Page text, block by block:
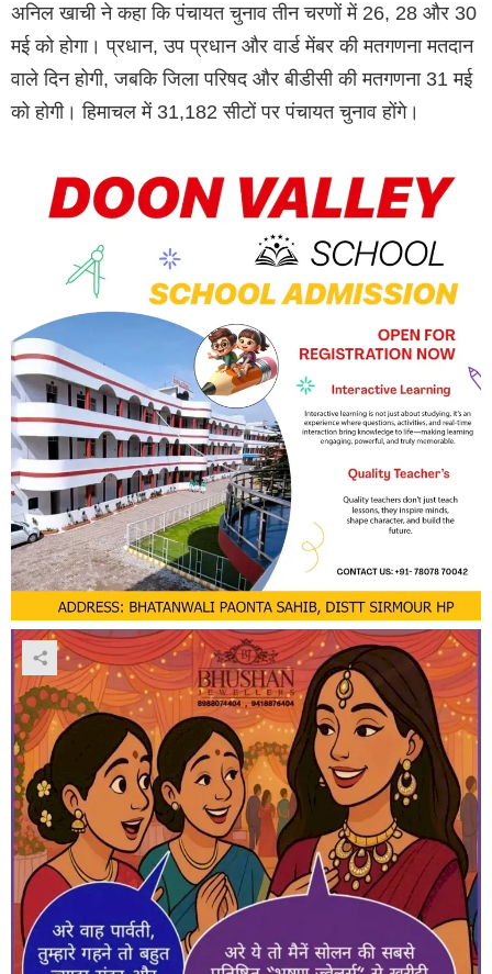
अनिल खाची ने कहा कि पंचायत चुनाव तीन चरणों में 26, 28 और 30
मई को होगा। प्रधान, उप प्रधान और वार्ड मेंबर की मतगणना मतदान
वाले दिन होगी, जबकि जिला परिषद और बीडीसी की मतगणना 31 मई
को होगी। हिमाचल में 31,182 सीटों पर पंचायत चुनाव होंगे।